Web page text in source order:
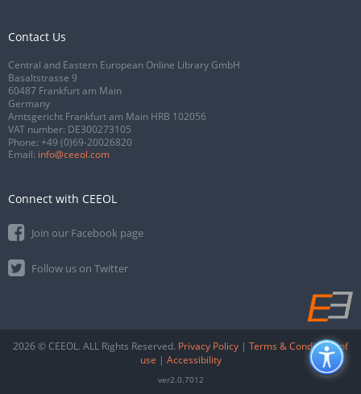
Contact Us
Central and Eastern European Online Library GmbH
Basaltstrasse 9
60487 Frankfurt am Main
Germany
Amtsgericht Frankfurt am Main HRB 102056
VAT number: DE300273105
Phone: +49 (0)69-20026820
Email: info@ceeol.com
Connect with CEEOL
Join our Facebook page
Follow us on Twitter
2026 © CEEOL. ALL Rights Reserved. Privacy Policy | Terms & Conditions of
use | Accessibility
ver2.0.7012